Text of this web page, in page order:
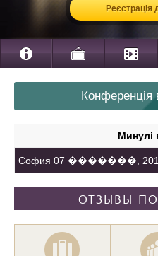
Реєстрація
Конференція
Минулі
София 07 �������,
ОТЗЫВЫ